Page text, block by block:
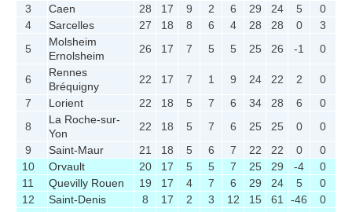
3
Caen 28 17 9 2 6 29 24 5
0
4
Sarcelles 27 18 8 6 4 28 28 0
3
5
Molsheim
Ernolsheim
26 17 7 5 5 25 26 -1 0
6
Rennes
Bréquigny
22 17 7 1 9 24 22 2
0
7
Lorient 22 18 5 7 6 34 28 6
0
8
La Roche-sur-
Yon
22 18 5 7 6 25 25 0
0
9
Saint-Maur 21 18 5 6 7 22 22 0
0
10
Orvault 20 17 5 5 7 25 29 -4
0
11
Quevilly Rouen 19 17 4 7 6 29 24 5
0
12
Saint-Denis 8 17 2 3 12 15 61 -46
0